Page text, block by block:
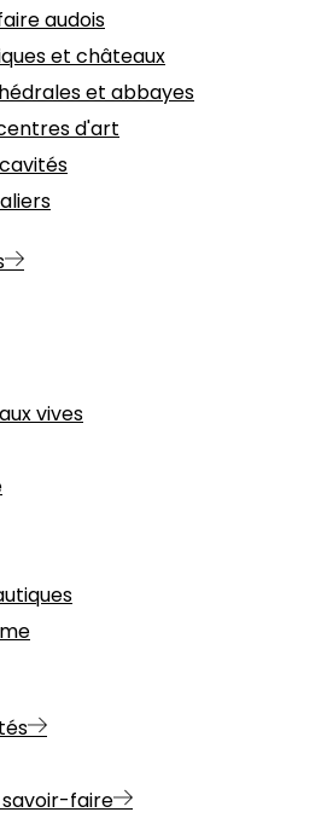
audois
et châteaux
et abbayes
d'art
vives
faire